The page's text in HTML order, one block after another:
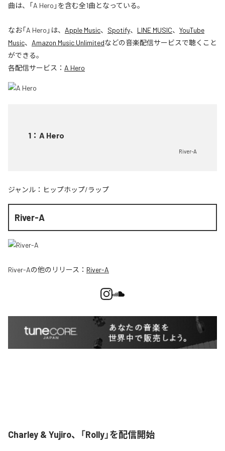
曲は、「A Hero」を含む全1曲となっている。
なお「A Hero 」は、 Apple Music、 Spotify、 LINE MUSIC、 YouTube
Music、 Amazon Music Unlimitedなどの音楽配信サービスで聴くこと
ができる。
各配信サービス： A Hero
1 ： A Hero
River-A
ジャンル： ヒップホップ/ラップ
River-A
River-Aの他のリリース： River-A
Charley & Yujiro、「Rolly」を配信開始